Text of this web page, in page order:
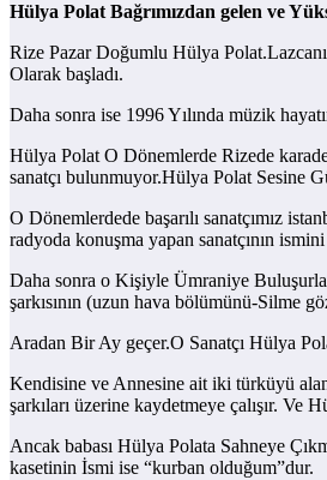
Hülya Polat Bağrımızdan gelen ve
Rize Pazar Doğumlu Hülya
Olarak başladı.
Daha sonra ise 1996 Yılında müzik
Hülya Polat O Dönemlerde Rizede
sanatçı bulunmuyor.Hülya Polat Sesine
O Dönemlerdede başarılı sanatçımız
radyoda konuşma yapan sanatçının
Daha sonra o Kişiyle Ümraniye
şarkısının (uzun hava bölümünü-Silme
Aradan Bir Ay geçer.O Sanatçı Hülya
Kendisine ve Annesine ait iki türküyü
şarkıları üzerine kaydetmeye çalışır. Ve
Ancak babası Hülya Polata Sahneye
kasetinin İsmi ise “kurban olduğum”dur.